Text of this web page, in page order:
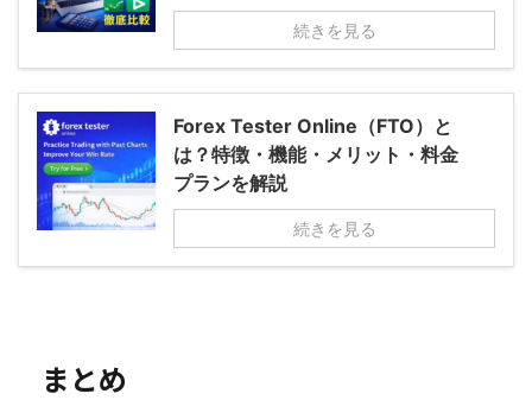
続きを見る
Forex Tester Online（FTO）と
は？特徴・機能・メリット・料金
プランを解説
続きを見る
まとめ